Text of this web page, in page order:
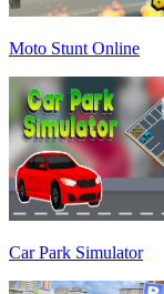
Moto Stunt Online
Car Park Simulator